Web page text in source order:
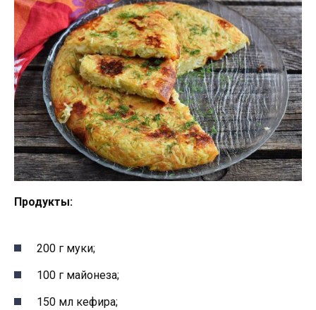
Продукты:
200 г муки;
100 г майонеза;
150 мл кефира;